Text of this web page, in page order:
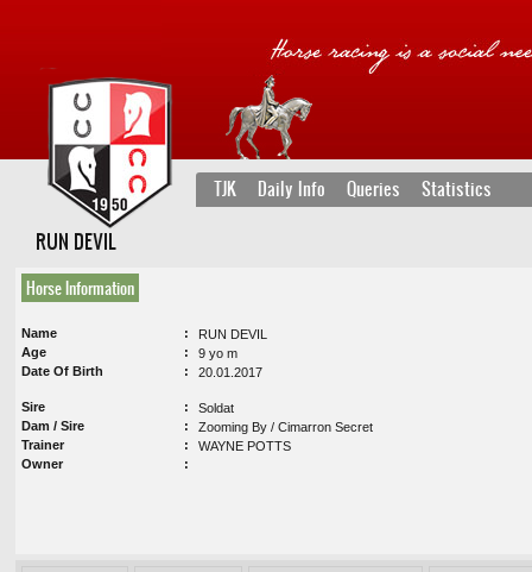
TJK Daily Info Queries Statistics
RUN DEVIL
Horse Information
Name
RUN DEVIL
Age
9 yo m
Date Of Birth
20.01.2017
Sire
Soldat
Dam / Sire
Zooming By / Cimarron Secret
Trainer
WAYNE POTTS
Owner